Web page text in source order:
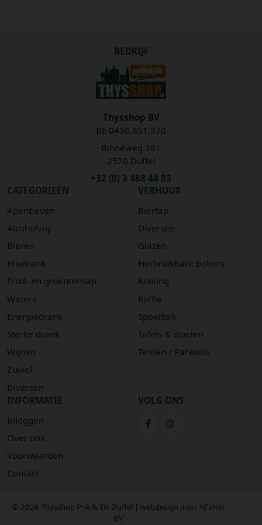
BEDRIJF
Thysshop BV
BE 0436.851.970
Binneweg 261
2570 Duffel
+32 (0) 3 488 44 03
CATEGORIEËN
Aperitieven
Alcoholvrij
Bieren
Frisdrank
Fruit- en groentensap
Waters
Energiedrank
Sterke drank
Wijnen
Zuivel
Diversen
VERHUUR
Biertap
Diversen
Glazen
Herbruikbare bekers
Koeling
Koffie
Spoelbak
Tafels & stoelen
Tenten / Parasols
INFORMATIE
Inloggen
Over ons
Voorwaarden
Contact
VOLG ONS
© 2026 Thysshop Prik & Tik Duffel | webdesign doorAlfaNet
BV